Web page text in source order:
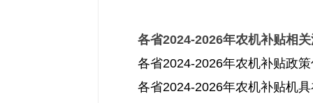
各省2024-2026年农机补贴相
各省2024-2026年农机补贴政
各省2024-2026年农机补贴机